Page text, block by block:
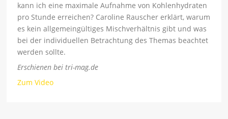
kann ich eine maximale Aufnahme von Kohlenhydraten
pro Stunde erreichen? Caroline Rauscher erklärt, warum
es kein allgemeingültiges Mischverhältnis gibt und was
bei der individuellen Betrachtung des Themas beachtet
werden sollte.
Erschienen bei tri-mag.de
Zum Video